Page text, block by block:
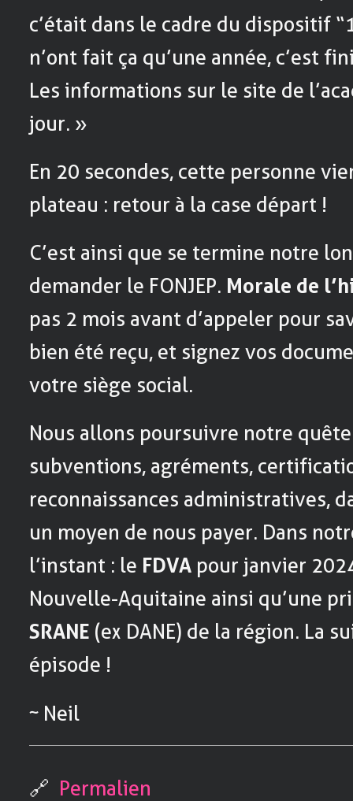
c’était dans le cadre du dispositif
n’ont fait ça qu’une année, c’est
Les informations sur le site de
jour. »
En 20 secondes, cette personne
plateau : retour à la case départ !
C’est ainsi que se termine notre
demander le FONJEP. Morale de
pas 2 mois avant d’appeler pour
bien été reçu, et signez vos
votre siège social.
Nous allons poursuivre notre
subventions, agréments,
reconnaissances administratives,
un moyen de nous payer. Dans
l’instant : le FDVA pour janvier
Nouvelle-Aquitaine ainsi qu’une
SRANE (ex DANE) de la région. La
épisode !
~ Neil
🔗 Permalien